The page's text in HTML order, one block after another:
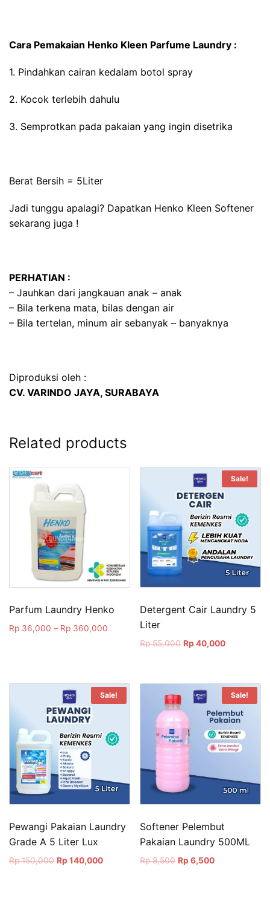
Cara Pemakaian Henko Kleen Parfume Laundry :
1. Pindahkan cairan kedalam botol spray
2. Kocok terlebih dahulu
3. Semprotkan pada pakaian yang ingin disetrika
Berat Bersih = 5Liter
Jadi tunggu apalagi? Dapatkan Henko Kleen Softener
sekarang juga !
PERHATIAN :
– Jauhkan dari jangkauan anak – anak
– Bila terkena mata, bilas dengan air
– Bila tertelan, minum air sebanyak – banyaknya
Diproduksi oleh :
CV. VARINDO JAYA, SURABAYA
Related products
Parfum Laundry Henko
Rp 36,000 – Rp 360,000
Sale!
Detergent Cair Laundry 5
Liter
Rp55,000 Original
Rp 55,000.
Rp 40,000Current
Rp 40,000.
Sale!
Pewangi Pakaian Laundry
Grade A 5 Liter Lux
Rp150,000 Original
Rp 140,000Current
Sale!
Softener Pelembut
Pakaian Laundry 500ML
Rp8,500 Original
Rp 6,500Current